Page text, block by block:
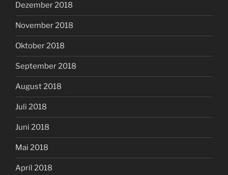
Dezember 2018
November 2018
Oktober 2018
September 2018
August 2018
Juli 2018
Juni 2018
Mai 2018
April 2018